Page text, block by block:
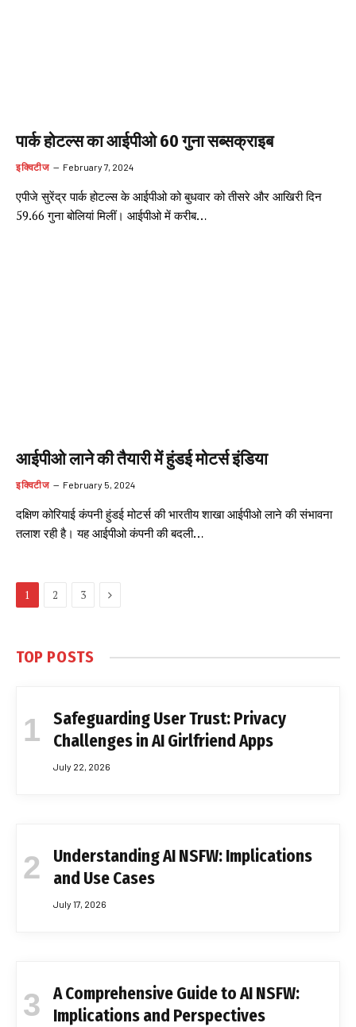
पार्क होटल्स का आईपीओ 60 गुना सब्सक्राइब
इक्विटीज February 7, 2024
एपीजे सुरेंद्र पार्क होटल्स के आईपीओ को बुधवार को तीसरे और आखिरी दिन
59.66 गुना बोलियां मिलीं। आईपीओ में करीब…
आईपीओ लाने की तैयारी में हुंडई मोटर्स इंडिया
इक्विटीज February 5, 2024
दक्षिण कोरियाई कंपनी हुंडई मोटर्स की भारतीय शाखा आईपीओ लाने की संभावना
तलाश रही है। यह आईपीओ कंपनी की बदली…
1 2 3 Next
TOP POSTS
Safeguarding User Trust: Privacy
Challenges in AI Girlfriend Apps
July 22, 2026
Understanding AI NSFW: Implications
and Use Cases
July 17, 2026
A Comprehensive Guide to AI NSFW:
Implications and Perspectives